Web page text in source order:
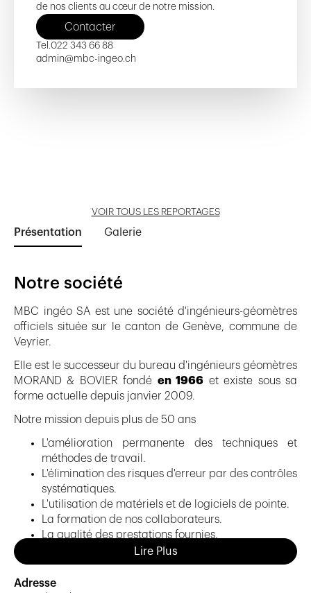
de nos clients au cœur de notre mission.
Contacter
Tel.022 343 66 88
admin@mbc-ingeo.ch
VOIR TOUS LES REPORTAGES
Présentation Galerie
Notre société
MBC ingéo SA est une société d'ingénieurs-géomètres
officiels située sur le canton de Genève, commune de
Veyrier.
Elle est le successeur du bureau d'ingénieurs géomètres
MORAND & BOVIER fondé en 1966 et existe sous sa
forme actuelle depuis janvier 2009.
Notre mission depuis plus de 50 ans
L'amélioration permanente des techniques et
méthodes de travail.
L'élimination des risques d'erreur par des contrôles
systématiques.
L'utilisation de matériels et de logiciels de pointe.
La formation de nos collaborateurs.
La qualité des prestations fournies.
La gestion d'archives facilement accessibles
grâce à l'utilisation d'un système d'information
géographique.
Lire Plus
Adresse